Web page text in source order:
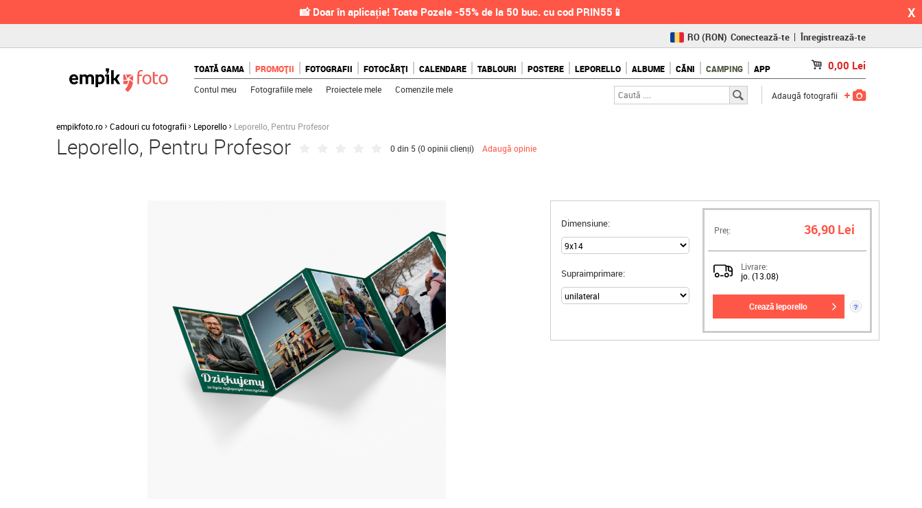
📸 Doar în aplicație! Toate Pozele -55% de la 50 buc. cu cod PRIN55📱 X
(KČ)
SK(€)
RO(RON) Conectează-te Înregistrează-te
TOATĂ GAMA PROMOȚII FOTOGRAFII FOTOCĂRȚI CALENDARE TABLOURI POSTERE LEPORELLO ALBUME CĂNI CAMPING APP 0,00 Lei
Contul meu Fotografiile mele Proiectele mele Comenzile mele
Adaugă fotografii
empikfoto.ro Cadouri cu fotografii Leporello Leporello, Pentru Profesor
Leporello, Pentru Profesor 0 din 5 (0 opinii clienți) Adaugă opinie
Dimensiune:
Supraimprimare:
Preț: 36,90 Lei
Livrare:
jo. (13.08)
crează leporello ?